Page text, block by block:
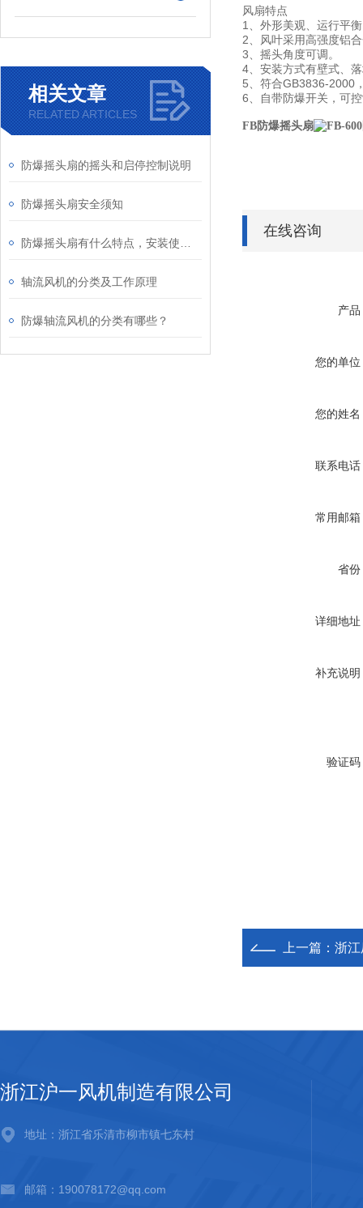
相关文章
RELATED ARTICLES
防爆摇头扇的摇头和启停控制说明
防爆摇头扇安全须知
轴流风机的分类及工作原理
防爆轴流风机​的分类有哪些？
风扇特点
1、外形美观、运行平
2、风叶采用高强度铝
3、摇头角度可调。
4、安装方式有壁式、
5、符合GB3836-2000
6、自带防爆开关，可
FB防爆摇头扇
在线咨询
产品
您的单位
您的姓名
联系电话
常用邮箱
省份
详细地址
补充说明
验证码
上一篇： 浙
浙江沪一风机制造有限公司
地址：浙江省乐清市柳市镇七东村
邮箱：190078172@qq.com